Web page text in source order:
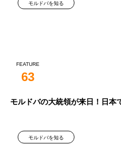
モルドバを知る
FEATURE
63
モルドバの大統領が来日！日本
モルドバを知る